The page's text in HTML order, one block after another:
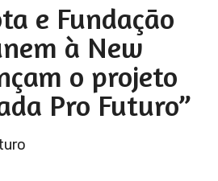
e Fundação
à New
o projeto
Pro Futuro”